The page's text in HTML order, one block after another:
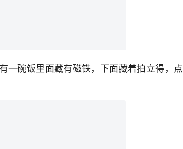
一碗饭里面藏有磁铁，下面藏着拍立得，点